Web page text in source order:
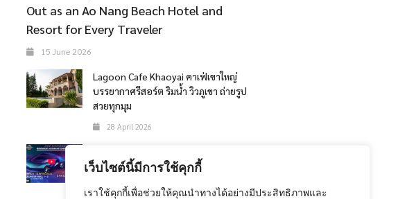
เว็บไซต์นี้มีการใช้คุกกี้
เราใช้คุกกี้เพื่อช่วยให้คุณนำทางได้อย่างมีประสิทธิภาพและ
Out as an Ao Nang Beach Hotel and
Resort for Every Traveler
15 June 2026
Lagoon Cafe Khaoyai คาเฟ่เขาใหญ่
บรรยากาศรีสอร์ต ริมน้ำ วิวภูเขา ถ่ายรูป
สวยทุกมุม
28 April 2026
Motor Show 2026
24 February 2026